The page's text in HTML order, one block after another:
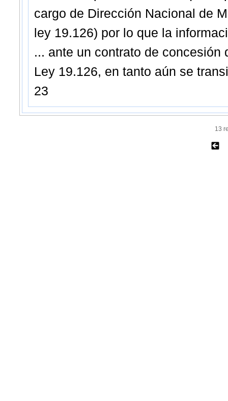
cargo de Dirección Nacional de
ley 19.126) por lo que la
... ante un contrato de
Ley 19.126, en tanto aún se
23
13